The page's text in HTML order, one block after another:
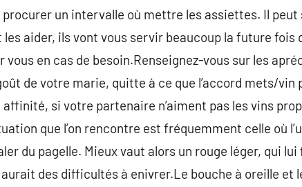
un intervalle où mettre les assiettes. Il peut
aider, ils vont vous servir beaucoup la future fois
en cas de besoin.Renseignez-vous sur les
de votre marie, quitte à ce que l’accord mets/vin
si votre partenaire n’aiment pas les vins
que l’on rencontre est fréquemment celle où
du pagelle. Mieux vaut alors un rouge léger, qui
aurait des difficultés à enivrer.Le bouche à oreille et